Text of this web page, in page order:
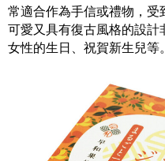
常適合作為手信或禮物，受
可愛又具有復古風格的設
女性的生日、祝賀新生兒等。